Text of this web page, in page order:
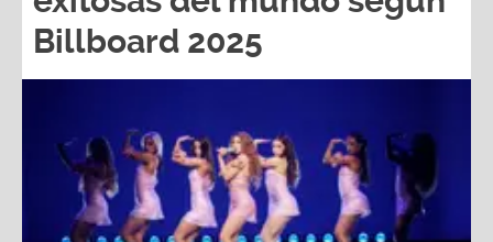
Billboard 2025